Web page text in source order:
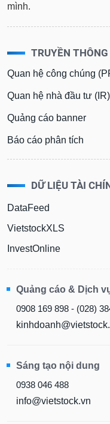
mình.
TRUYỀN
Quan hệ công chúng
Quan hệ nhà đầu tư (IR)
Quảng cáo banner
Báo cáo phân tích
DỮ LIỆU TÀI
DataFeed
VietstockXLS
InvestOnline
Quảng cáo & Dịch
0908 169 898 - (028)
Sáng tạo nội dung
0938 046 488
info@vietstock.vn